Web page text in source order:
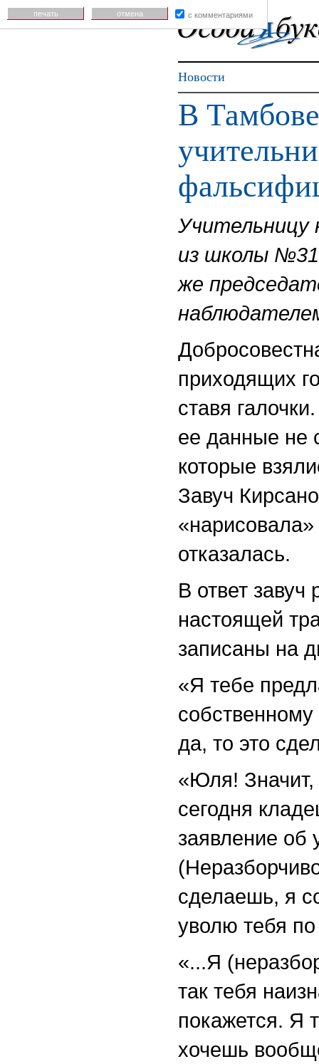
Новости
В
Учительницу
из школы №31
же
приходящих
ставя
ее данные не
которые
Завуч
отказалась.
В ответ
настоящей
записаны на
«Я тебе
да, то это
«Юля! Значит,
сегодня
заявление об
сделаешь, я
уволю тебя по
«...Я
так тебя
покажется. Я
хочешь
печать отмена с комментариями